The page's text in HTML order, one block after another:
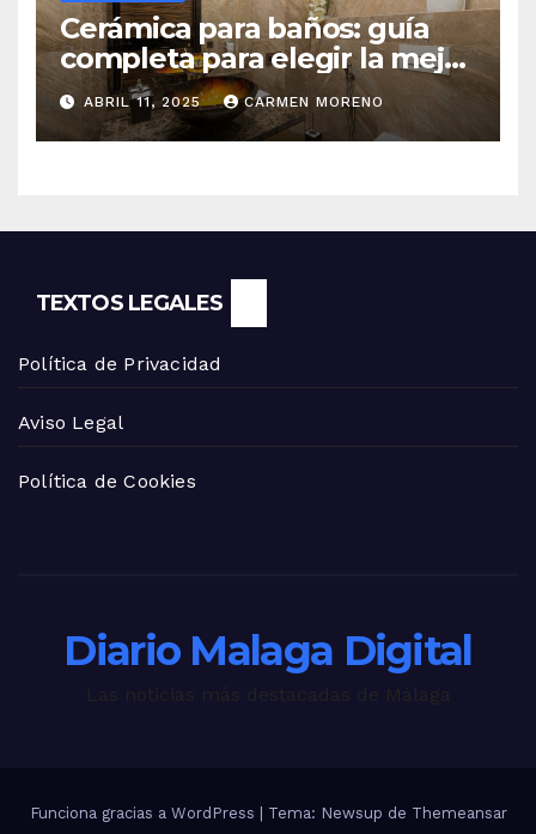
Cerámica para baños: guía
completa para elegir la mejor
opción
ABRIL 11, 2025 CARMEN MORENO
TEXTOS LEGALES
Política de Privacidad
Aviso Legal
Política de Cookies
Diario Malaga Digital
Funciona gracias a WordPress Tema: Newsup de Themeansar